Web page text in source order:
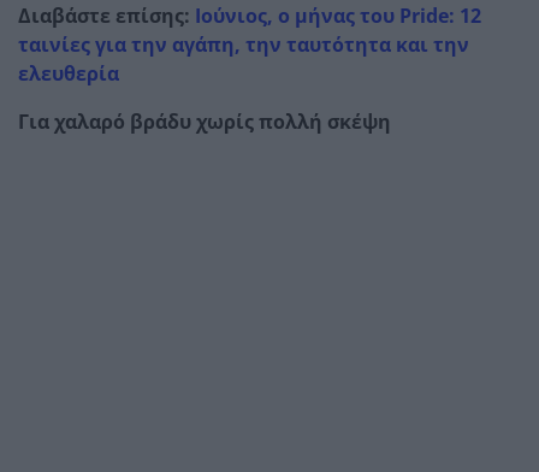
Διαβάστε επίσης: Ιούνιος, ο μήνας του Pride: 12
ταινίες για την αγάπη, την ταυτότητα και την
ελευθερία
Για χαλαρό βράδυ χωρίς πολλή σκέψη